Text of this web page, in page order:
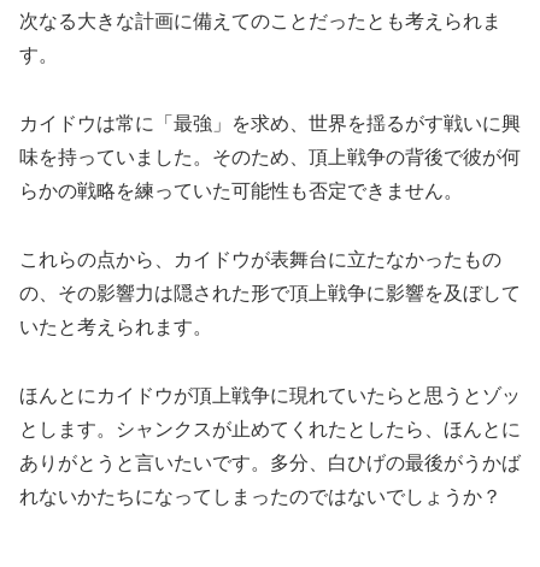
次なる大きな計画に備えてのことだったとも考えられま
す。
カイドウは常に「最強」を求め、世界を揺るがす戦いに興
味を持っていました。そのため、頂上戦争の背後で彼が何
らかの戦略を練っていた可能性も否定できません。
これらの点から、カイドウが表舞台に立たなかったもの
の、その影響力は隠された形で頂上戦争に影響を及ぼして
いたと考えられます。
ほんとにカイドウが頂上戦争に現れていたらと思うとゾッ
とします。シャンクスが止めてくれたとしたら、ほんとに
ありがとうと言いたいです。多分、白ひげの最後がうかば
れないかたちになってしまったのではないでしょうか？